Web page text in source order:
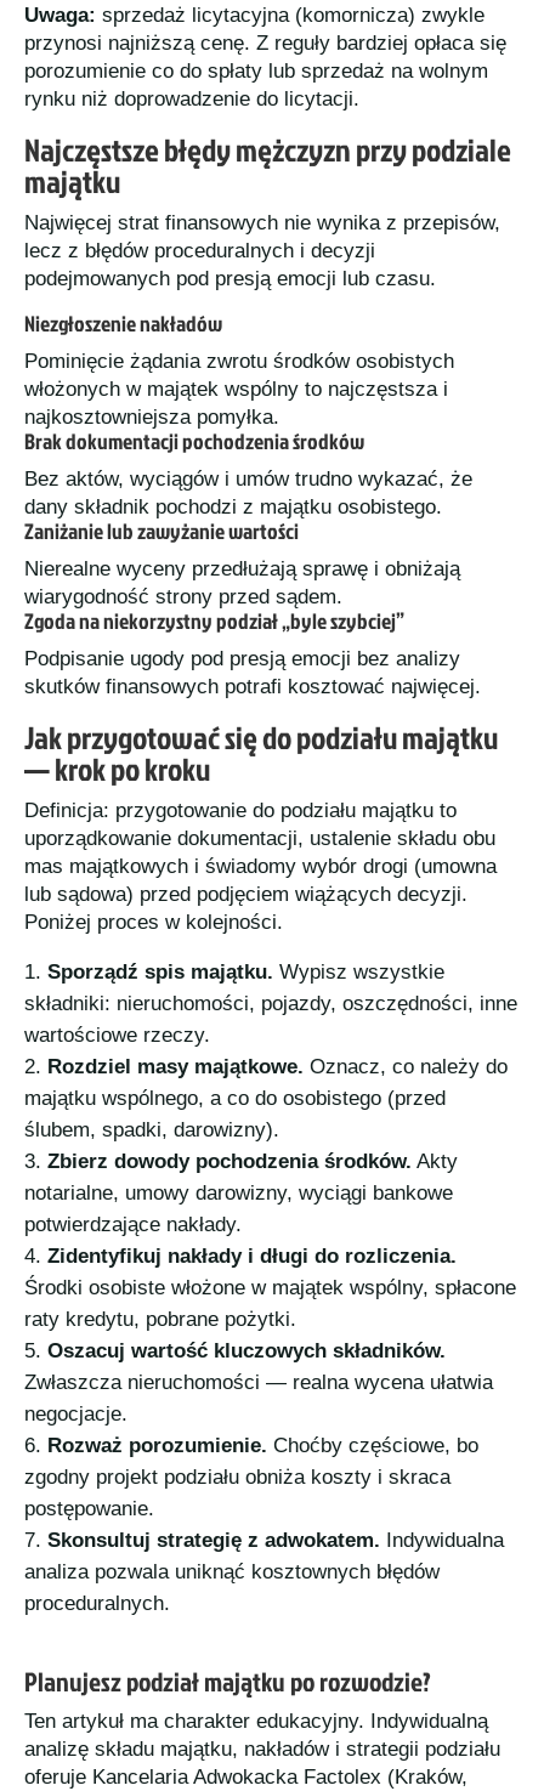
Uwaga: sprzedaż licytacyjna (komornicza) zwykle
przynosi najniższą cenę. Z reguły bardziej opłaca się
porozumienie co do spłaty lub sprzedaż na wolnym
rynku niż doprowadzenie do licytacji.
Najczęstsze błędy mężczyzn przy podziale
majątku
Najwięcej strat finansowych nie wynika z przepisów,
lecz z błędów proceduralnych i decyzji
podejmowanych pod presją emocji lub czasu.
Niezgłoszenie nakładów
Pominięcie żądania zwrotu środków osobistych
włożonych w majątek wspólny to najczęstsza i
najkosztowniejsza pomyłka.
Brak dokumentacji pochodzenia środków
Bez aktów, wyciągów i umów trudno wykazać, że
dany składnik pochodzi z majątku osobistego.
Zaniżanie lub zawyżanie wartości
Nierealne wyceny przedłużają sprawę i obniżają
wiarygodność strony przed sądem.
Zgoda na niekorzystny podział „byle szybciej”
Podpisanie ugody pod presją emocji bez analizy
skutków finansowych potrafi kosztować najwięcej.
Jak przygotować się do podziału majątku
— krok po kroku
Definicja: przygotowanie do podziału majątku to
uporządkowanie dokumentacji, ustalenie składu obu
mas majątkowych i świadomy wybór drogi (umowna
lub sądowa) przed podjęciem wiążących decyzji.
Poniżej proces w kolejności.
Sporządź spis majątku. Wypisz wszystkie
składniki: nieruchomości, pojazdy, oszczędności, inne
wartościowe rzeczy.
Rozdziel masy majątkowe. Oznacz, co należy do
majątku wspólnego, a co do osobistego (przed
ślubem, spadki, darowizny).
Zbierz dowody pochodzenia środków. Akty
notarialne, umowy darowizny, wyciągi bankowe
potwierdzające nakłady.
Zidentyfikuj nakłady i długi do rozliczenia.
Środki osobiste włożone w majątek wspólny, spłacone
raty kredytu, pobrane pożytki.
Oszacuj wartość kluczowych składników.
Zwłaszcza nieruchomości — realna wycena ułatwia
negocjacje.
Rozważ porozumienie. Choćby częściowe, bo
zgodny projekt podziału obniża koszty i skraca
postępowanie.
Skonsultuj strategię z adwokatem. Indywidualna
analiza pozwala uniknąć kosztownych błędów
proceduralnych.
Planujesz podział majątku po rozwodzie?
Ten artykuł ma charakter edukacyjny. Indywidualną
analizę składu majątku, nakładów i strategii podziału
oferuje Kancelaria Adwokacka Factolex (Kraków,